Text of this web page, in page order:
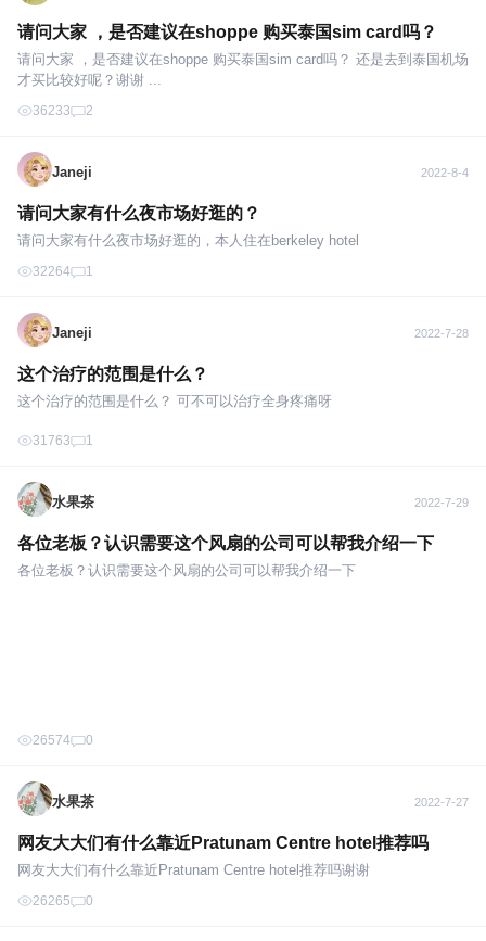
请问大家 ，是否建议在shoppe 购买泰国sim card吗？
请问大家 ，是否建议在shoppe 购买泰国sim card吗？ 还是去到泰国机场
才买比较好呢？谢谢 ...
36233 2
Janeji 2022-8-4
请问大家有什么夜市场好逛的？
请问大家有什么夜市场好逛的，本人住在berkeley hotel
32264 1
Janeji 2022-7-28
这个治疗的范围是什么？
这个治疗的范围是什么？ 可不可以治疗全身疼痛呀
31763 1
水果茶 2022-7-29
各位​老板？认识需要这个风扇的公司可以帮我介绍一下
各位​老板？认识需要这个风扇的公司可以帮我介绍一下
26574 0
水果茶 2022-7-27
网友大大们有什么靠近Pratunam Centre hotel推荐吗
网友大大们有什么靠近Pratunam Centre hotel推荐吗谢谢
26265 0